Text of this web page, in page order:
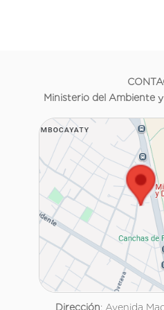
Ministerio del Ambiente
Dirección: Avenida